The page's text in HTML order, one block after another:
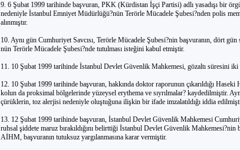
9. 6 Şubat 1999 tarihinde başvuran, PKK (Kürdistan İşçi Partisi) adlı yasadışı bir
nedeniyle İstanbul Emniyet Müdürlüğü?nün Terörle Mücadele Şubesi?nden polis
alınmıştır.
10. Aynı gün Cumhuriyet Savcısı, Terörle Mücadele Şubesi?nin başvuranın, dört
nün Terörle Mücadele Şubesi?nde tutulması isteğini kabul etmiştir.
11. 10 Şubat 1999 tarihinde İstanbul Devlet Güvenlik Mahkemesi, gözaltı süresini iki
12. 10 Şubat 1999 tarihinde başvuran, hakkında doktor raporunun çıkarıldığı Haseki
kolun da proksimal bölgelerinde yüzeysel erythema ve sıyrılmalar? kaydedilmiştir.
çürüklerin, toz alerjisi nedeniyle oluştuğuna ilişkin bir ifade imzalatıldığı iddia
13. 12 Şubat 1999 tarihinde başvuran, İstanbul Devlet Güvenlik Mahkemesi
ruhsal şiddete maruz bırakıldığını belirttiği İstanbul Devlet Güvenlik Mahkemesi?nin
AİHM, başvuranın tutuksuz yargılanmasına karar vermiştir.